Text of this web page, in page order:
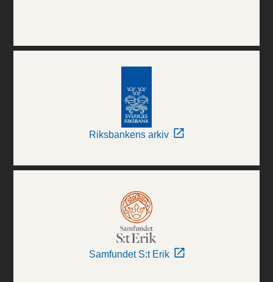
Riksbankens arkiv
Samfundet S:t Erik